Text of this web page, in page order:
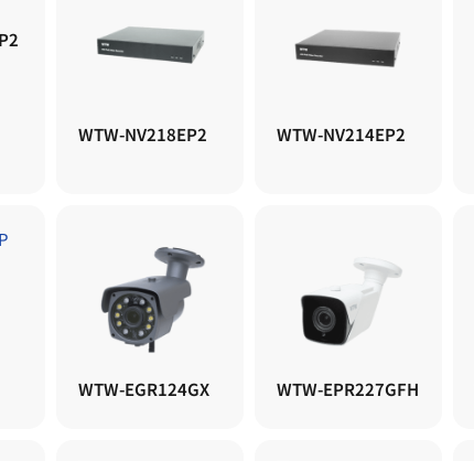
WTW-NV218EP2 WTW-NV214EP2
WTW-EGR124GX WTW-EPR227GFH